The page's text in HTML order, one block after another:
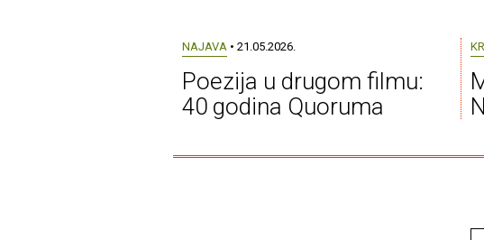
NAJAVA • 21.05.2026.
Poezija u drugom filmu:
40 godina Quoruma